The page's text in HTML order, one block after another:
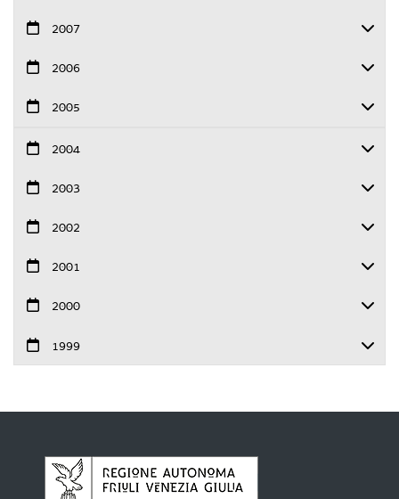
2007
2006
2005
2004
2003
2002
2001
2000
1999